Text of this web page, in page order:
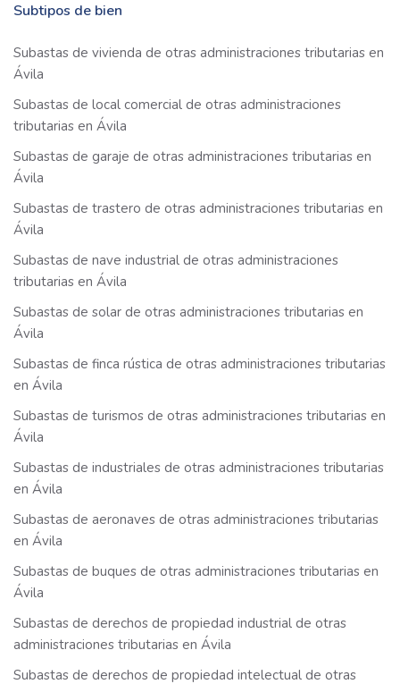
Subtipos de bien
Subastas de vivienda de otras administraciones tributarias en
Ávila
Subastas de local comercial de otras administraciones
tributarias en Ávila
Subastas de garaje de otras administraciones tributarias en
Ávila
Subastas de trastero de otras administraciones tributarias en
Ávila
Subastas de nave industrial de otras administraciones
tributarias en Ávila
Subastas de solar de otras administraciones tributarias en
Ávila
Subastas de finca rústica de otras administraciones tributarias
en Ávila
Subastas de turismos de otras administraciones tributarias en
Ávila
Subastas de industriales de otras administraciones tributarias
en Ávila
Subastas de aeronaves de otras administraciones tributarias
en Ávila
Subastas de buques de otras administraciones tributarias en
Ávila
Subastas de derechos de propiedad industrial de otras
administraciones tributarias en Ávila
Subastas de derechos de propiedad intelectual de otras